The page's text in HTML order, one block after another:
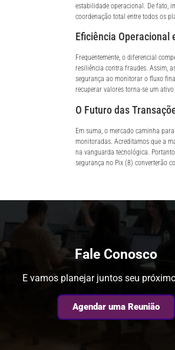
estabilidade operacional. De fato,
coordenação total entre todos os
Eficiência Operacional
Frequentemente, o diferencial
resiliência contra fraudes. Assim,
segurança ao monitorar o fluxo
recuperar valores torna-se um
O Futuro das
Em suma, o mercado caminha
monitoradas. Acreditamos que a
na vanguarda tecnológica.
segurança no Pix (8) converterão
Fale Conosco
E vamos planejar juntos seu
Agendar uma Reunião